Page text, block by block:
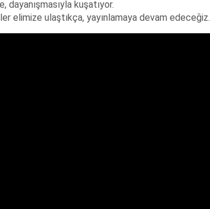
dayanışmasıyla kuşatıyor.
elimize ulaştıkça, yayınlamaya devam edeceğiz.